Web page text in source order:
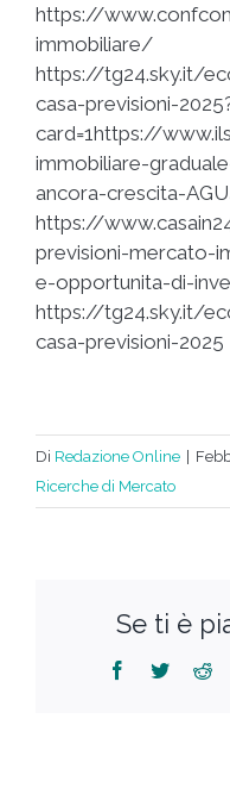
https://
immobiliare/
https://tg24.sky.it/
casa-previsioni-
card=1https://
immobiliare-
ancora-crescita-
https://
previsioni-mercato-
e-opportunita-di-
https://tg24.sky.it/
casa-previsioni-2025
Di Redazione Online |
Ricerche di Mercato
Se ti è